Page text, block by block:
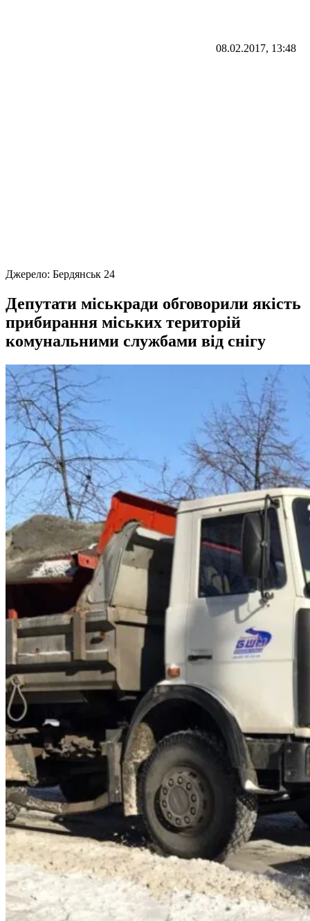
08.02.2017, 13:48
Джерело: Бердянськ 24
Депутати міськради обговорили якість
прибирання міських територій
комунальними службами від снігу